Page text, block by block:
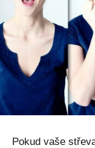
Pokud vaše